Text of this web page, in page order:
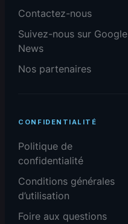
Contactez-nous
Suivez-nous sur Google
News
Nos partenaires
CONFIDENTIALITÉ
Politique de
confidentialité
Conditions générales
d’utilisation
Foire aux questions